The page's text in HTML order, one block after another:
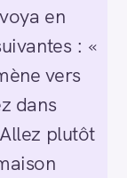
en
: «
vers
dans
plutôt